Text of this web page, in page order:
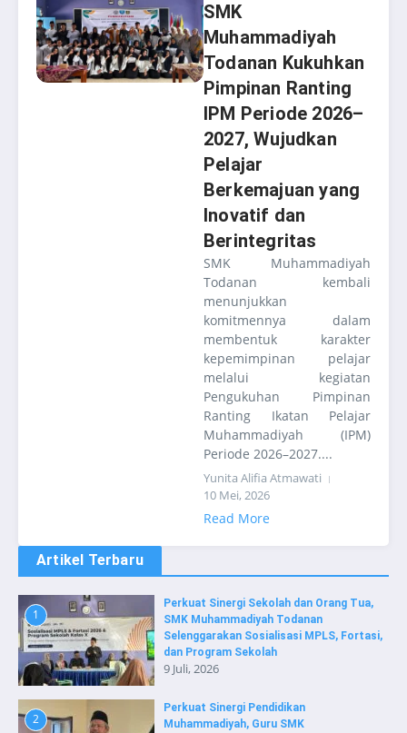
SMK
Muhammadiyah
Todanan Kukuhkan
Pimpinan Ranting
IPM Periode 2026–
2027, Wujudkan
Pelajar
Berkemajuan yang
Inovatif dan
Berintegritas
SMK Muhammadiyah
Todanan kembali
menunjukkan
komitmennya dalam
membentuk karakter
kepemimpinan pelajar
melalui kegiatan
Pengukuhan Pimpinan
Ranting Ikatan Pelajar
Muhammadiyah (IPM)
Periode 2026–2027....
Yunita Alifia Atmawati
10 Mei, 2026
Read More
Artikel Terbaru
1
Perkuat Sinergi Sekolah dan Orang Tua,
SMK Muhammadiyah Todanan
Selenggarakan Sosialisasi MPLS, Fortasi,
dan Program Sekolah
9 Juli, 2026
2
Perkuat Sinergi Pendidikan
Muhammadiyah, Guru SMK